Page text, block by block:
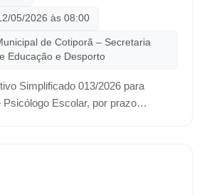
05/2026 às 08:00
de Cotiporã – Secretaria
Educação e Desporto
Simplificado 013/2026 para
Psicólogo Escolar, por prazo